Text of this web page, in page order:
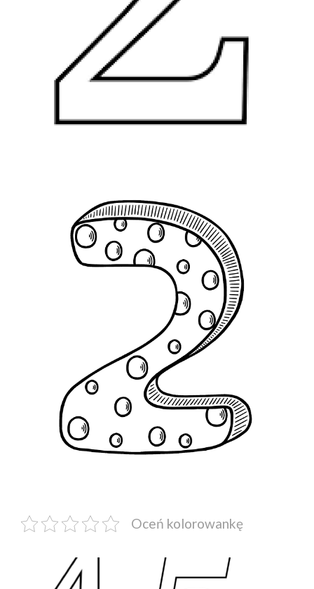
Oceń kolorowankę